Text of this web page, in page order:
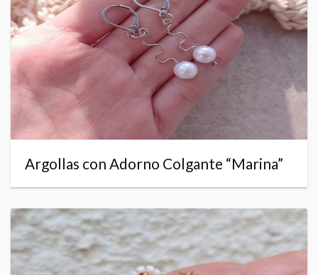
Argollas con Adorno Colgante “Marina”